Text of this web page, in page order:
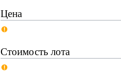
Цена
Стоимость лота